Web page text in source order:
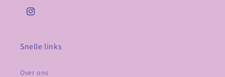
Instagram
Snelle links
Over ons